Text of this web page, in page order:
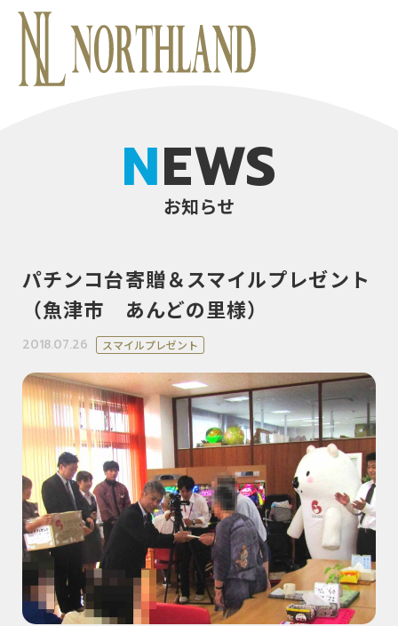
NEWS
お知らせ
パチンコ台寄贈＆スマイルプレゼント
（魚津市 あんどの里様）
2018.07.26 スマイルプレゼント